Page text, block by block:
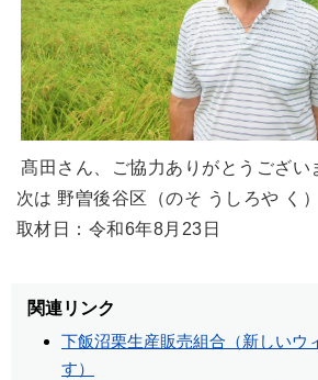
髙田さん、ご協力ありがとうござい
次は 野曽後谷区（のそ うしろや く
取材日：令和6年8月23日
関連リンク
下飯沼栗生産販売組合（新しいウ
す）